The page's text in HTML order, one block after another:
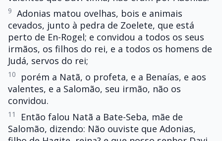
9 Adonias matou ovelhas, bois e animais
cevados, junto à pedra de Zoelete, que está
perto de En-Rogel; e convidou a todos os seus
irmãos, os filhos do rei, e a todos os homens de
Judá, servos do rei;
10
porém a Natã, o profeta, e a Benaías, e aos
valentes, e a Salomão, seu irmão, não os
convidou.
11
Então falou Natã a Bate-Seba, mãe de
Salomão, dizendo: Não ouviste que Adonias,